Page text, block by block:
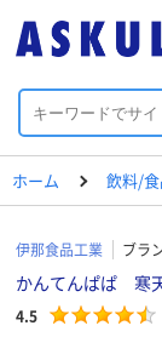
ホーム 飲料/
伊那食品工業 ブラ
かんてんぱぱ 寒
4.5